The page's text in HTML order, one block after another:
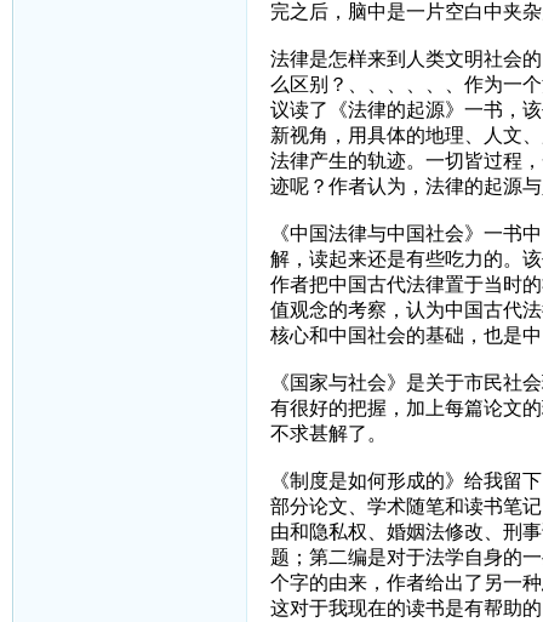
完之后，脑中是一片空白中夹
法律是怎样来到人类文明社会
么区别？、、、、、、作为一
议读了《法律的起源》一书，
新视角，用具体的地理、人文
法律产生的轨迹。一切皆过程
迹呢？作者认为，法律的起源
《中国法律与中国社会》一书
解，读起来还是有些吃力的。
作者把中国古代法律置于当时
值观念的考察，认为中国古代
核心和中国社会的基础，也是
《国家与社会》是关于市民社
有很好的把握，加上每篇论文
不求甚解了。
《制度是如何形成的》给我留
部分论文、学术随笔和读书笔
由和隐私权、婚姻法修改、刑
题；第二编是对于法学自身的
个字的由来，作者给出了另一
这对于我现在的读书是有帮助